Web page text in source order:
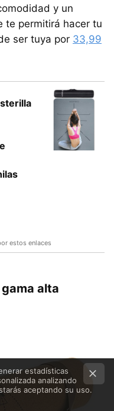
y un
te permitirá hacer tu
ser tuya por 33,99
estos enlaces
alta
estadísticas
analizando
aceptando su uso.